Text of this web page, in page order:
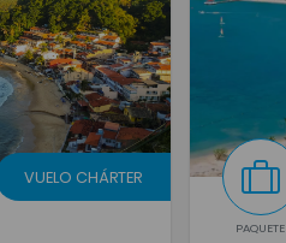
VUELO CHÁRTER
PAQUETE